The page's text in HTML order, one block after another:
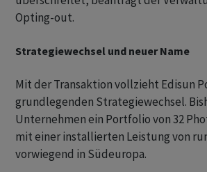
Opting-out.
Strategiewechsel und neuer Name
Mit der Transaktion vollzieht Edisun
grundlegenden Strategiewechsel.
Unternehmen ein Portfolio von 32
mit einer installierten Leistung von
vorwiegend in Südeuropa.